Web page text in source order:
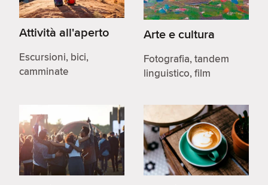
Attività all'aperto
Escursioni, bici,
camminate
Arte e cultura
Fotografia, tandem
linguistico, film